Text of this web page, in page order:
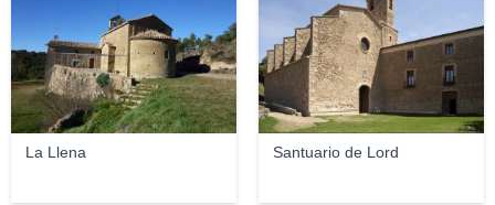
La Llena Santuario de Lord